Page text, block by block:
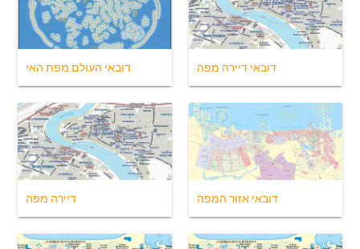
דובאי דיירה מפה
דיירה מפה דובאי אזור המפה